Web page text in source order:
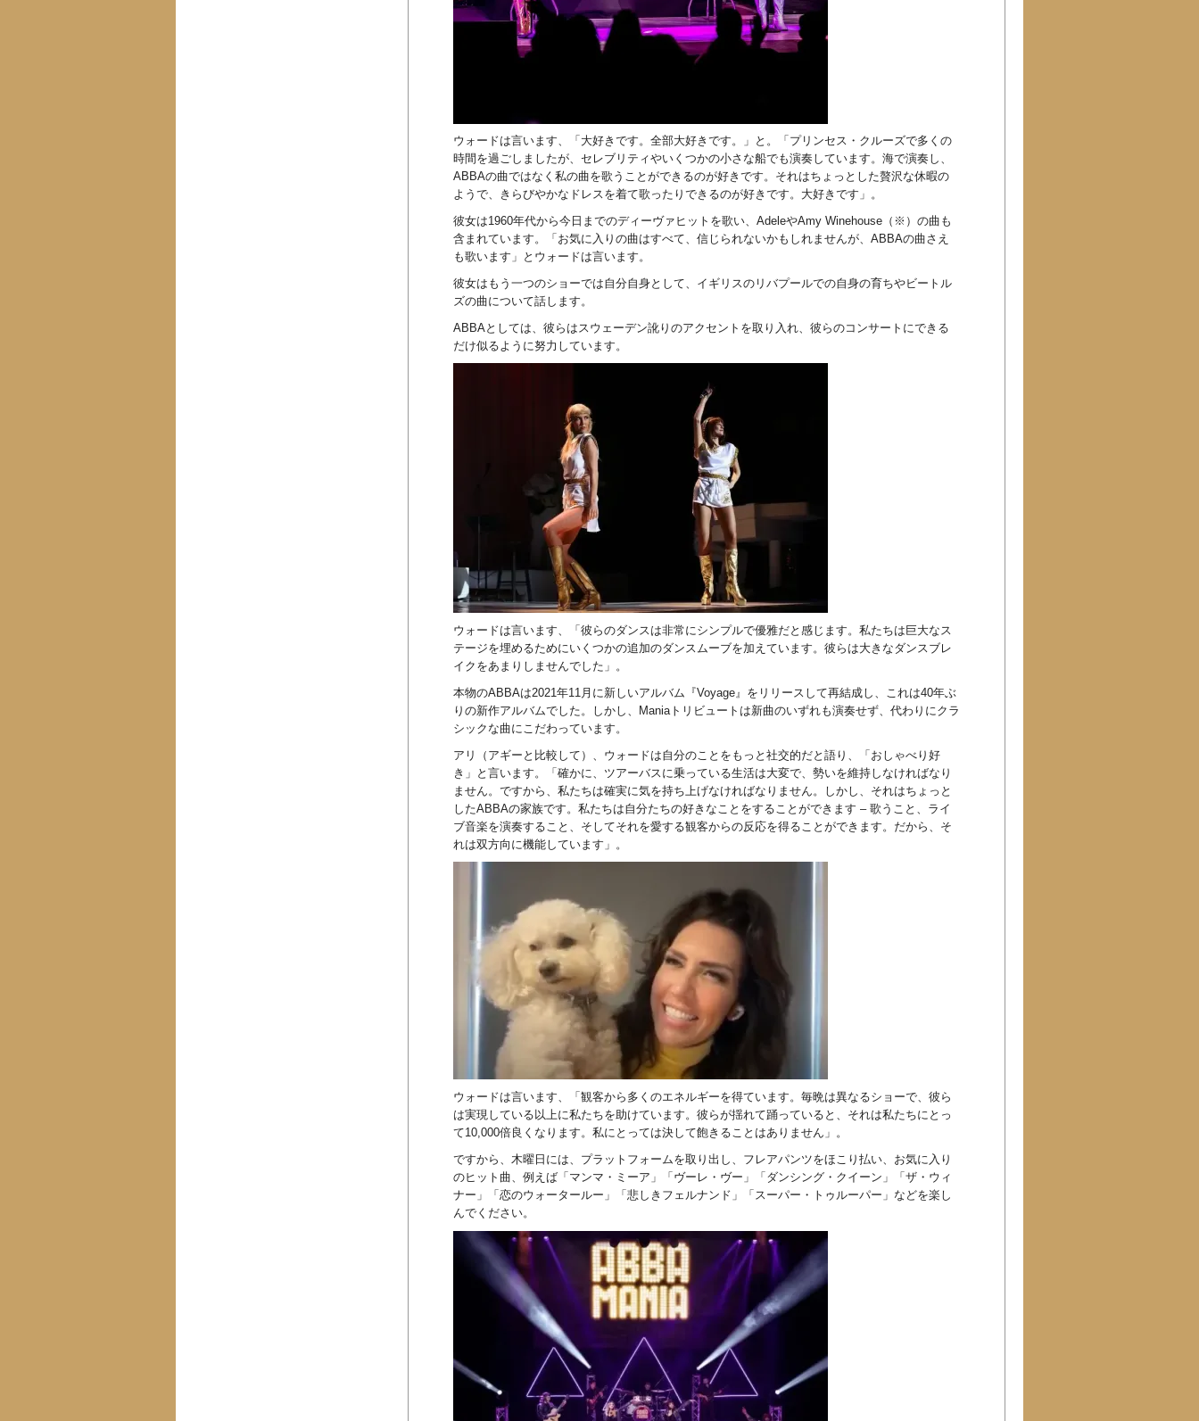
ウォードは言います、「大好きです。全部大好きです。」と。「プリンセス・クルーズで多くの
時間を過ごしましたが、セレブリティやいくつかの小さな船でも演奏しています。海で演奏し、
ABBAの曲ではなく私の曲を歌うことができるのが好きです。それはちょっとした贅沢な休暇の
ようで、きらびやかなドレスを着て歌ったりできるのが好きです。大好きです」。
彼女は1960年代から今日までのディーヴァヒットを歌い、AdeleやAmy Winehouse（※）の曲も
含まれています。「お気に入りの曲はすべて、信じられないかもしれませんが、ABBAの曲さえ
も歌います」とウォードは言います。
彼女はもう一つのショーでは自分自身として、イギリスのリバプールでの自身の育ちやビートル
ズの曲について話します。
ABBAとしては、彼らはスウェーデン訛りのアクセントを取り入れ、彼らのコンサートにできる
だけ似るように努力しています。
ウォードは言います、「彼らのダンスは非常にシンプルで優雅だと感じます。私たちは巨大なス
テージを埋めるためにいくつかの追加のダンスムーブを加えています。彼らは大きなダンスブレ
イクをあまりしませんでした」。
本物のABBAは2021年11月に新しいアルバム『Voyage』をリリースして再結成し、これは40年ぶ
りの新作アルバムでした。しかし、Maniaトリビュートは新曲のいずれも演奏せず、代わりにクラ
シックな曲にこだわっています。
アリ（アギーと比較して）、ウォードは自分のことをもっと社交的だと語り、「おしゃべり好
き」と言います。「確かに、ツアーバスに乗っている生活は大変で、勢いを維持しなければなり
ません。ですから、私たちは確実に気を持ち上げなければなりません。しかし、それはちょっと
したABBAの家族です。私たちは自分たちの好きなことをすることができます – 歌うこと、ライ
ブ音楽を演奏すること、そしてそれを愛する観客からの反応を得ることができます。だから、そ
れは双方向に機能しています」。
ウォードは言います、「観客から多くのエネルギーを得ています。毎晩は異なるショーで、彼ら
は実現している以上に私たちを助けています。彼らが揺れて踊っていると、それは私たちにとっ
て10,000倍良くなります。私にとっては決して飽きることはありません」。
ですから、木曜日には、プラットフォームを取り出し、フレアパンツをほこり払い、お気に入り
のヒット曲、例えば「マンマ・ミーア」「ヴーレ・ヴー」「ダンシング・クイーン」「ザ・ウィ
ナー」「恋のウォータールー」「悲しきフェルナンド」「スーパー・トゥルーパー」などを楽し
んでください。